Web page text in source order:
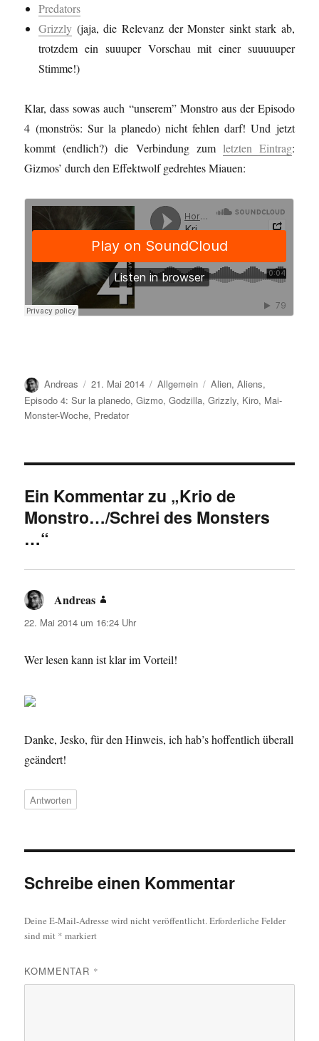
Predators
Grizzly (jaja, die Relevanz der Monster sinkt stark ab,
trotzdem ein suuuper Vorschau mit einer suuuuuper
Stimme!)
Klar, dass sowas auch “unserem” Monstro aus der Episodo
4 (monströs: Sur la planedo) nicht fehlen darf! Und jetzt
kommt (endlich?) die Verbindung zum letzten Eintrag:
Gizmos’ durch den Effektwolf gedrehtes Miauen:
Autor
Andreas
Veröffentlicht
am
21. Mai 2014 Kategorien
Allgemein Schlagwörter
Alien,Aliens,
Episodo 4: Sur la planedo,Gizmo,Godzilla,Grizzly, Kiro, Mai-
Monster-Woche, Predator
Ein Kommentar zu „Krio de
Monstro…/Schrei des Monsters
…“
Andreas
22. Mai 2014 um 16:24 Uhr
Wer lesen kann ist klar im Vorteil!
Danke, Jesko, für den Hinweis, ich hab’s hoffentlich überall
geändert!
Antworten
Schreibe einen Kommentar
Deine E-Mail-Adresse wird nicht veröffentlicht. Erforderliche Felder
sind mit * markiert
KOMMENTAR *